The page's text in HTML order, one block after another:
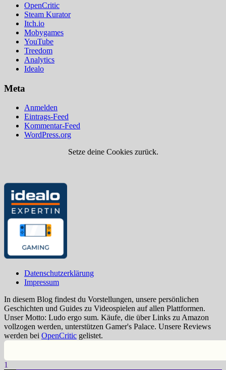
OpenCritic
Steam Kurator
Itch.io
Mobygames
YouTube
Treedom
Analytics
Idealo
Meta
Anmelden
Eintrags-Feed
Kommentar-Feed
WordPress.org
Setze deine Cookies zurück.
Datenschutzerklärung
Impressum
In diesem Blog findest du Vorstellungen, unsere persönlichen
Geschichten und Guides zu Videospielen auf allen Plattformen.
Unser Motto: Ludo ergo sum. Käufe, die über Links zu Amazon
vollzogen werden, unterstützen Gamer's Palace. Unsere Reviews
werden bei OpenCritic gelistet.
1